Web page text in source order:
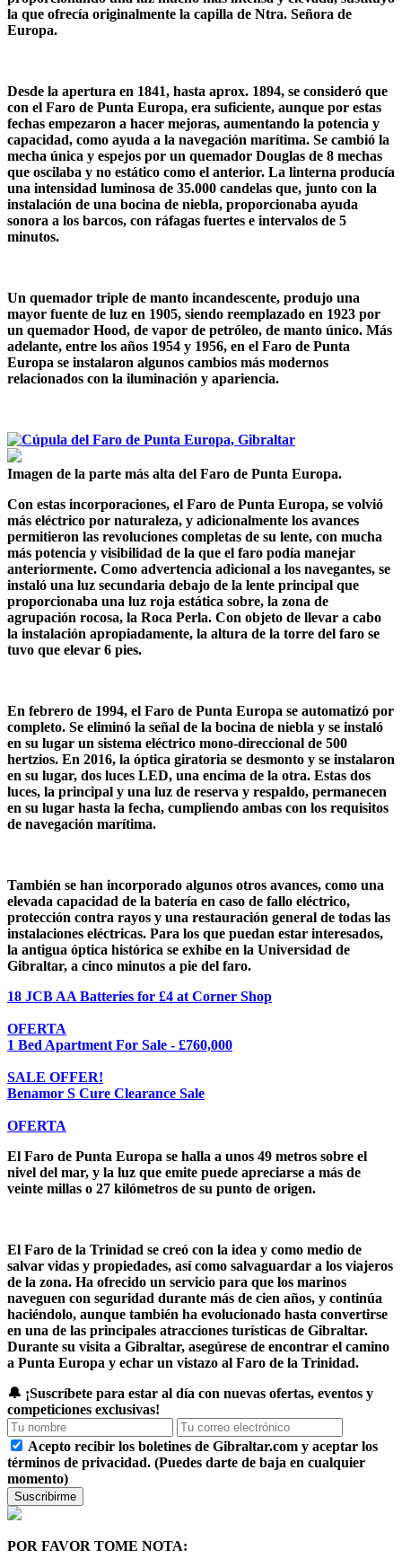
la que ofrecía originalmente la capilla de Ntra. Señora de
Europa.
Desde la apertura en 1841, hasta aprox. 1894, se consideró que
con el Faro de Punta Europa, era suficiente, aunque por estas
fechas empezaron a hacer mejoras, aumentando la potencia y
capacidad, como ayuda a la navegación marítima. Se cambió la
mecha única y espejos por un quemador Douglas de 8 mechas
que oscilaba y no estático como el anterior. La linterna producía
una intensidad luminosa de 35.000 candelas que, junto con la
instalación de una bocina de niebla, proporcionaba ayuda
sonora a los barcos, con ráfagas fuertes e intervalos de 5
minutos.
Un quemador triple de manto incandescente, produjo una
mayor fuente de luz en 1905, siendo reemplazado en 1923 por
un quemador Hood, de vapor de petróleo, de manto único. Más
adelante, entre los años 1954 y 1956, en el Faro de Punta
Europa se instalaron algunos cambios más modernos
relacionados con la iluminación y apariencia.
Imagen de la parte más alta del Faro de Punta Europa.
Con estas incorporaciones, el Faro de Punta Europa, se volvió
más eléctrico por naturaleza, y adicionalmente los avances
permitieron las revoluciones completas de su lente, con mucha
más potencia y visibilidad de la que el faro podía manejar
anteriormente. Como advertencia adicional a los navegantes, se
instaló una luz secundaria debajo de la lente principal que
proporcionaba una luz roja estática sobre, la zona de
agrupación rocosa, la Roca Perla. Con objeto de llevar a cabo
la instalación apropiadamente, la altura de la torre del faro se
tuvo que elevar 6 pies.
En febrero de 1994, el Faro de Punta Europa se automatizó por
completo. Se eliminó la señal de la bocina de niebla y se instaló
en su lugar un sistema eléctrico mono-direccional de 500
hertzios. En 2016, la óptica giratoria se desmonto y se instalaron
en su lugar, dos luces LED, una encima de la otra. Estas dos
luces, la principal y una luz de reserva y respaldo, permanecen
en su lugar hasta la fecha, cumpliendo ambas con los requisitos
de navegación marítima.
También se han incorporado algunos otros avances, como una
elevada capacidad de la batería en caso de fallo eléctrico,
protección contra rayos y una restauración general de todas las
instalaciones eléctricas. Para los que puedan estar interesados,
la antigua óptica histórica se exhibe en la Universidad de
Gibraltar, a cinco minutos a pie del faro.
18 JCB AA Batteries for £4 at Corner Shop
OFERTA
1 Bed Apartment For Sale - £760,000
SALE OFFER!
Benamor S Cure Clearance Sale
OFERTA
El Faro de Punta Europa se halla a unos 49 metros sobre el
nivel del mar, y la luz que emite puede apreciarse a más de
veinte millas o 27 kilómetros de su punto de origen.
El Faro de la Trinidad se creó con la idea y como medio de
salvar vidas y propiedades, así como salvaguardar a los viajeros
de la zona. Ha ofrecido un servicio para que los marinos
naveguen con seguridad durante más de cien años, y continúa
haciéndolo, aunque también ha evolucionado hasta convertirse
en una de las principales atracciones turísticas de Gibraltar.
Durante su visita a Gibraltar, asegúrese de encontrar el camino
a Punta Europa y echar un vistazo al Faro de la Trinidad.
🔔 ¡Suscríbete para estar al día con nuevas ofertas, eventos y
competiciones exclusivas!
Acepto recibir los boletines de Gibraltar.com y aceptar los
términos de privacidad. (Puedes darte de baja en cualquier
momento)
Suscribirme
POR FAVOR TOME NOTA: